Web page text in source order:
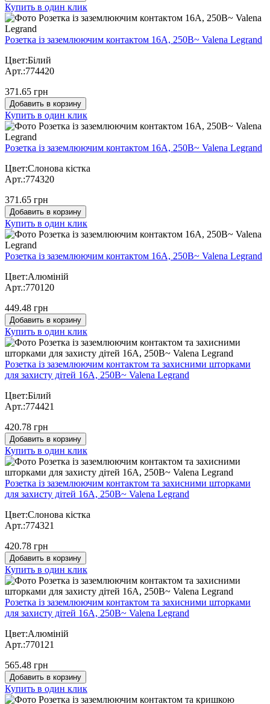
Купить в один клик
Розетка із заземлюючим контактом 16А, 250В~ Valena Legrand
Цвет:Білий
Арт.:774420
371.65 грн
Добавить в корзину
Купить в один клик
Розетка із заземлюючим контактом 16А, 250В~ Valena Legrand
Цвет:Слонова кістка
Арт.:774320
371.65 грн
Добавить в корзину
Купить в один клик
Розетка із заземлюючим контактом 16А, 250В~ Valena Legrand
Цвет:Алюміній
Арт.:770120
449.48 грн
Добавить в корзину
Купить в один клик
Розетка із заземлюючим контактом та захисними шторками
для захисту дітей 16А, 250В~ Valena Legrand
Цвет:Білий
Арт.:774421
420.78 грн
Добавить в корзину
Купить в один клик
Розетка із заземлюючим контактом та захисними шторками
для захисту дітей 16А, 250В~ Valena Legrand
Цвет:Слонова кістка
Арт.:774321
420.78 грн
Добавить в корзину
Купить в один клик
Розетка із заземлюючим контактом та захисними шторками
для захисту дітей 16А, 250В~ Valena Legrand
Цвет:Алюміній
Арт.:770121
565.48 грн
Добавить в корзину
Купить в один клик